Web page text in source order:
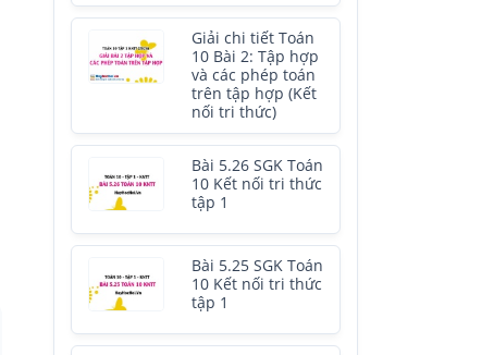
Giải chi tiết Toán
10 Bài 2: Tập hợp
và các phép toán
trên tập hợp (Kết
nối tri thức)
Bài 5.26 SGK Toán
10 Kết nối tri thức
tập 1
Bài 5.25 SGK Toán
10 Kết nối tri thức
tập 1